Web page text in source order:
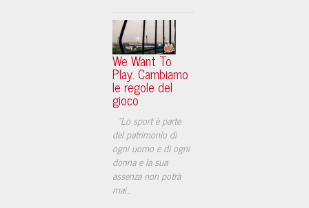
We Want To
Play. Cambiamo
le regole del
gioco
"Lo sport è parte
del patrimonio di
ogni uomo e di ogni
donna e la sua
assenza non potrà
mai...